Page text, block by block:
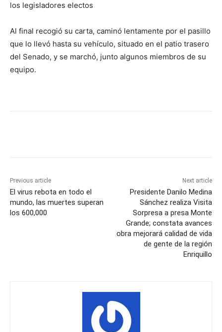
los legisladores electos
Al final recogió su carta, caminó lentamente por el pasillo
que lo llevó hasta su vehículo, situado en el patio trasero
del Senado, y se marchó, junto algunos miembros de su
equipo.
Previous article
El virus rebota en todo el
mundo, las muertes superan
los 600,000
Next article
Presidente Danilo Medina
Sánchez realiza Visita
Sorpresa a presa Monte
Grande; constata avances
obra mejorará calidad de vida
de gente de la región
Enriquillo